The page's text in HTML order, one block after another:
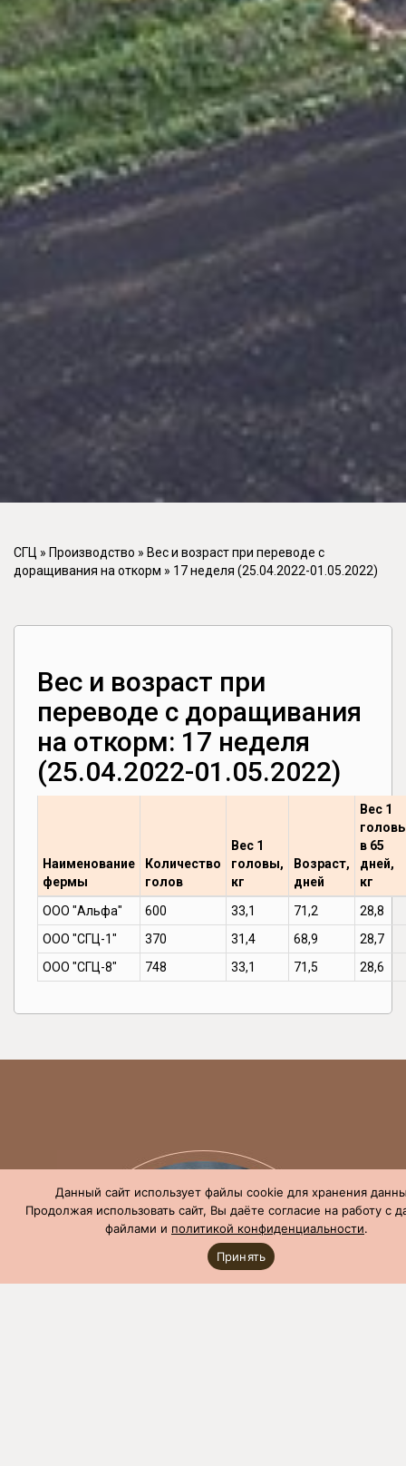
СГЦ » Производство » Вес и возраст при переводе с
доращивания на откорм » 17 неделя (25.04.2022-01.05.2022)
Вес и возраст при
переводе с доращивания
на откорм: 17 неделя
(25.04.2022-01.05.2022)
Наименование
фермы
Количество
голов
Вес 1
головы,
кг
Возраст,
дней
Вес 1
в 65
дней,
кг
ООО "Альфа"
600 33,1 71,2
28,8
ООО "СГЦ-1"
370 31,4 68,9
28,7
ООО "СГЦ-8"
748 33,1 71,5 28,6
Данный сайт использует файлы cookie для хранения
Продолжая использовать сайт, Вы даёте согласие на работу с
файлами и политикой конфиденциальности.
Принять